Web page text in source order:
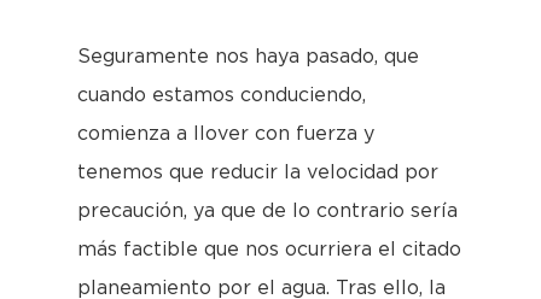
Seguramente nos haya pasado, que
cuando estamos conduciendo,
comienza a llover con fuerza y
tenemos que reducir la velocidad por
precaución, ya que de lo contrario sería
más factible que nos ocurriera el citado
planeamiento por el agua. Tras ello, la